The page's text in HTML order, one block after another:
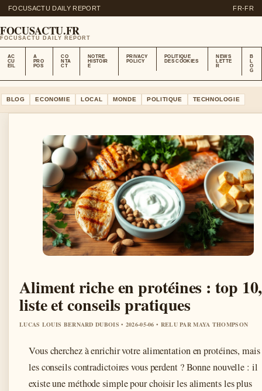
FOCUSACTU DAILY REPORT FR-FR
FOCUSACTU.FR
FOCUSACTU DAILY REPORT
AC
CU
EIL
A
PRO
POS
CO
NTA
CT
NOTRE
HISTOIR
E
PRIVACY
POLICY
POLITIQUE
DES COOKIES
NEWS
LETTE
R
B
L
O
G
BLOG ECONOMIE LOCAL MONDE POLITIQUE TECHNOLOGIE
Aliment riche en protéines : top 10,
liste et conseils pratiques
LUCAS LOUIS BERNARD DUBOIS • 2026-05-06 • RELU PAR MAYA THOMPSON
Vous cherchez à enrichir votre alimentation en protéines, mais
les conseils contradictoires vous perdent ? Bonne nouvelle : il
existe une méthode simple pour choisir les aliments les plus